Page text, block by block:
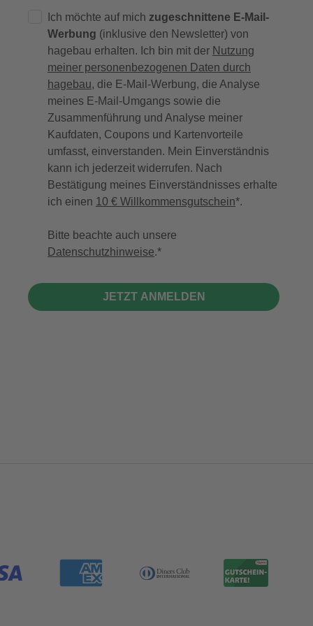
Ich möchte auf mich zugeschnittene E-Mail-
Werbung (inklusive den Newsletter) von
hagebau erhalten. Ich bin mit der Nutzung
meiner personenbezogenen Daten durch
hagebau, die E-Mail-Werbung, die Analyse
meines E-Mail-Umgangs sowie die
Zusammenführung und Analyse meiner
Kaufdaten, Coupons und Kartenvorteile
umfasst, einverstanden. Mein Einverständnis
kann ich jederzeit widerrufen. Nach
Bestätigung meines Einverständnisses erhalte
ich einen 10 € Willkommensgutschein*.
Bitte beachte auch unsere
Datenschutzhinweise.
JETZT ANMELDEN